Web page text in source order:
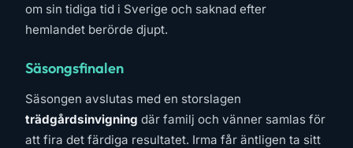
om sin tidiga tid i Sverige och saknad efter
hemlandet berörde djupt.
Säsongsfinalen
Säsongen avslutas med en storslagen
trädgårdsinvigning där familj och vänner samlas för
att fira det färdiga resultatet. Irma får äntligen ta sitt